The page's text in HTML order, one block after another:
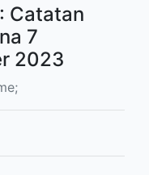
Catatan
7
2023